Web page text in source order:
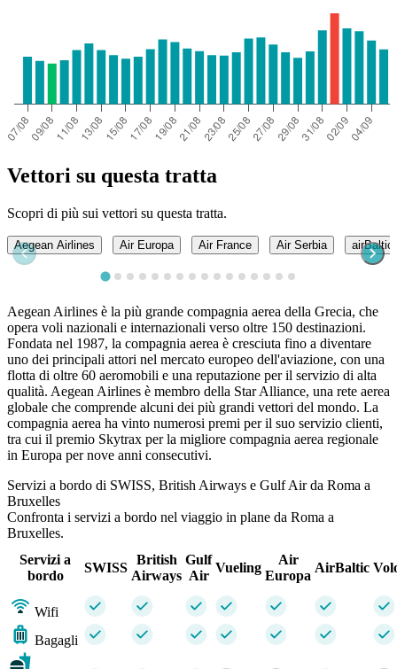
Vettori su questa tratta
Scopri di più sui vettori su questa tratta.
Aegean Airlines Air Europa Air France Air Serbia airBaltic
Aegean Airlines è la più grande compagnia aerea della Grecia, che
opera voli nazionali e internazionali verso oltre 150 destinazioni.
Fondata nel 1987, la compagnia aerea è cresciuta fino a diventare
uno dei principali attori nel mercato europeo dell'aviazione, con una
flotta di oltre 60 aeromobili e una reputazione per il servizio di alta
qualità. Aegean Airlines è membro della Star Alliance, una rete aerea
globale che comprende alcuni dei più grandi vettori del mondo. La
compagnia aerea ha vinto numerosi premi per il suo servizio clienti,
tra cui il premio Skytrax per la migliore compagnia aerea regionale
in Europa per nove anni consecutivi.
Servizi a bordo di SWISS, British Airways e Gulf Air da Roma a
Bruxelles
Confronta i servizi a bordo nel viaggio in plane da Roma a
Bruxelles.
Servizi a
bordo
SWISS
British
Airways
Gulf
Air
Vueling
Air
Europa
AirBaltic
Wifi
Bagagli